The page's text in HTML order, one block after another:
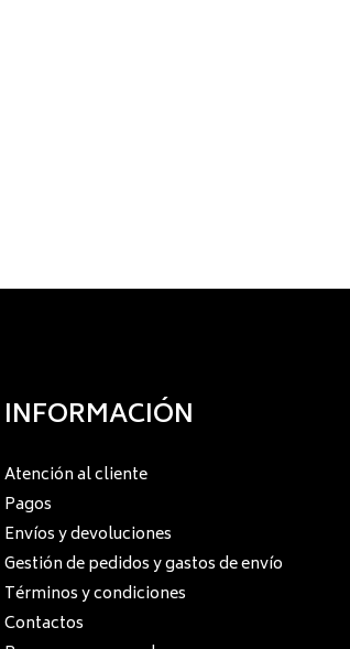
INFORMACIÓN
Atención al cliente
Pagos
Envíos y devoluciones
Gestión de pedidos y gastos de envío
Términos y condiciones
Contactos